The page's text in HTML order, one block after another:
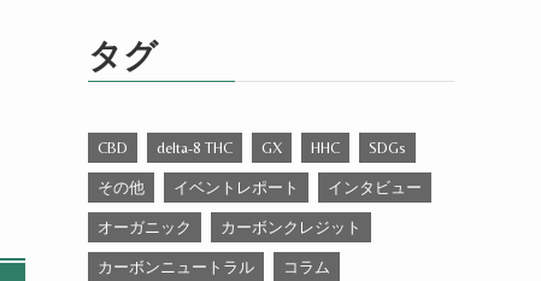
ー
タグ
CBD delta-8 THC GX HHC SDGs
その他 イベントレポート インタビュー
オーガニック カーボンクレジット
カーボンニュートラル コラム